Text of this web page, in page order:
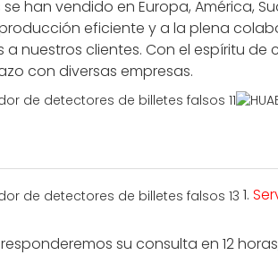
han vendido en Europa, América,
eficiente y a la plena
nuestros clientes. Con el espíritu
con diversas empresas.
1.
responderemos su consulta en 12